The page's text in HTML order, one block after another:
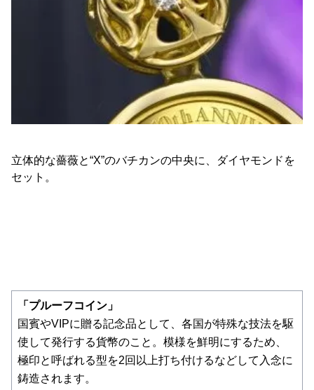
立体的な薔薇と“X”のバチカンの中央に、ダイヤモンドを
セット。
「プルーフコイン」
国賓やVIPに贈る記念品として、各国が特殊な技法を駆
使して発行する貨幣のこと。模様を鮮明にするため、
極印と呼ばれる型を2回以上打ち付けるなどして入念に
鋳造されます。